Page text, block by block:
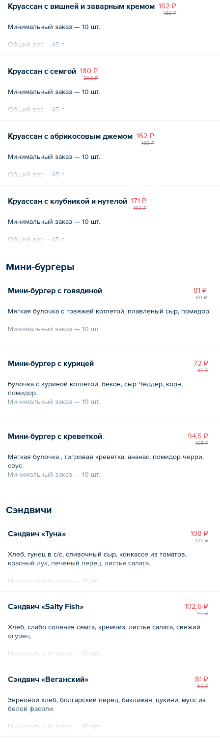
162 ₽
180 ₽
Круассан с вишней и заварным кремом
Минимальный заказ — 10 шт.
Общий вес – 45 г
180 ₽
200 ₽
Круассан с семгой
Минимальный заказ — 10 шт.
Общий вес – 45 г
162 ₽
180 ₽
Круассан с абрикосовым джемом
Минимальный заказ — 10 шт.
Общий вес – 45 г
171 ₽
190 ₽
Круассан с клубникой и нутелой
Минимальный заказ — 10 шт.
Общий вес – 45 г
Мини-бургеры
81 ₽
90 ₽
Мини-бургер с говядиной
Мягкая булочка с говяжей котлетой, плавленый сыр, помидор.
Минимальный заказ — 10 шт.
Общий вес – 40 г
72 ₽
80 ₽
Мини-бургер с курицей
Булочка с куриной котлетой, бекон, сыр Чеддер, корн,
помидор.
Минимальный заказ — 10 шт.
Общий вес – 40 г
94,5 ₽
105 ₽
Мини-бургер с креветкой
Мягкая булочка , тигровая креветка, ананас, помидор черри,
соус.
Минимальный заказ — 10 шт.
Сэндвичи
108 ₽
120 ₽
Сэндвич «Туна»
Хлеб, тунец в с/с, сливочный сыр, конкассе из томатов,
красный лук, печеный перец, листья салата.
Минимальный заказ — 10 шт.
102,6 ₽
114 ₽
Сэндвич «Salty Fish»
Хлеб, слабо соленая семга, кремчиз, листья салата, свежий
огурец.
Минимальный заказ — 10 шт.
81 ₽
90 ₽
Сэндвич «Веганский»
Зерновой хлеб, болгарский перец, баклажан, цукини, мусс из
белой фасоли.
Минимальный заказ — 10 шт.